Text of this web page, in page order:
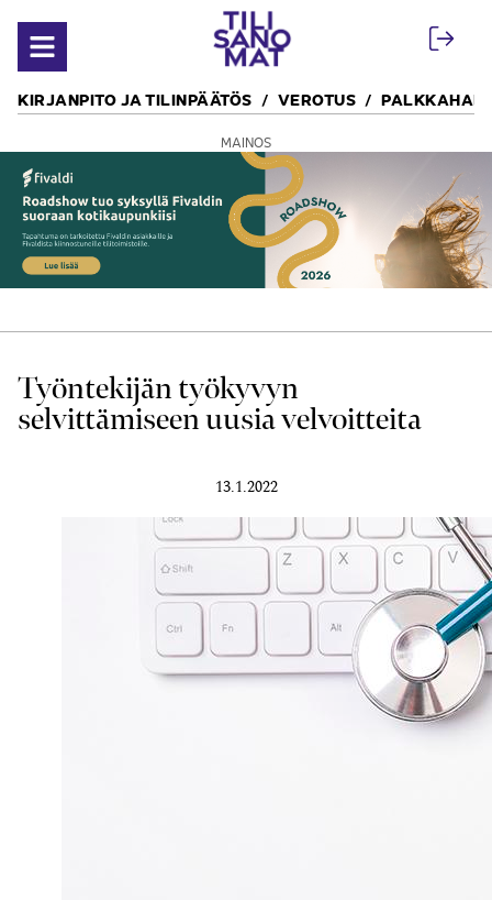
Avaa valikko
KIRJANPITO JA TILINPÄÄTÖS VEROTUS
MAINOS
Työntekijän työkyvyn
selvittämiseen uusia velvoitteita
13.1.2022